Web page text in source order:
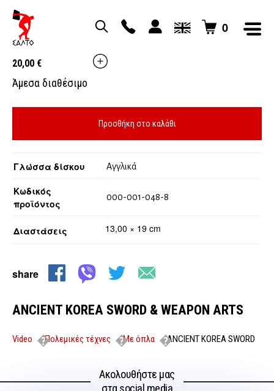
0
ANCIENT KOREA SWORD & WEAPON ARTS
20,00 €
Άμεσα διαθέσιμο
Προσθήκη στο καλάθι
Διαστάσεις 13,00 × 19 cm
Γλώσσα δίσκου Αγγλικά
Κωδικός
προϊόντος
000-001-048-8
share
ANCIENT KOREA SWORD & WEAPON ARTS
Video Πολεμικές τέχνες Με όπλα
ANCIENT KOREA SWORD
Ακολουθήστε μας
στα social media